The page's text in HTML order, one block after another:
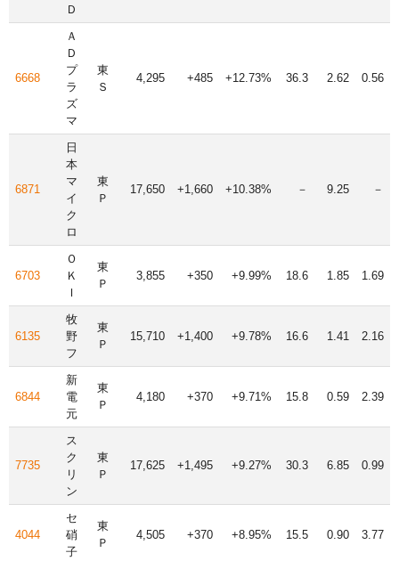
Ｄ
6668
Ａ
Ｄ
プ
ラ
ズ
マ
東
Ｓ
4,295 +485 +12.73% 36.3 2.62 0.56
6871
日
本
マ
イ
ク
ロ
東
Ｐ
17,650 +1,660 +10.38% － 9.25 －
6703
Ｏ
Ｋ
Ｉ
東
Ｐ
3,855 +350 +9.99% 18.6 1.85 1.69
6135
牧
野
フ
東
Ｐ
15,710 +1,400 +9.78% 16.6 1.41 2.16
6844
新
電
元
東
Ｐ
4,180 +370 +9.71% 15.8 0.59 2.39
7735
ス
ク
リ
ン
東
Ｐ
17,625 +1,495 +9.27% 30.3 6.85 0.99
4044
セ
硝
子
東
Ｐ
4,505 +370 +8.95% 15.5 0.90 3.77